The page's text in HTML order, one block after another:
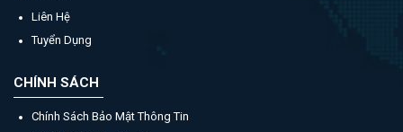
Liên Hệ
Tuyển Dụng
CHÍNH SÁCH
Chính Sách Bảo Mật Thông Tin